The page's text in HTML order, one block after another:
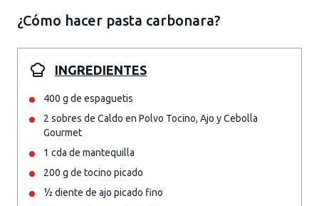
¿Cómo hacer pasta carbonara?
INGREDIENTES
400 g de espaguetis
2 sobres de Caldo en Polvo Tocino, Ajo y Cebolla
Gourmet
1 cda de mantequilla
200 g de tocino picado
½ diente de ajo picado fino